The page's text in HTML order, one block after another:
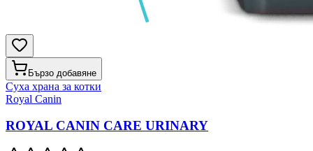
Бързо добавяне
Суха храна за котки
Royal Canin
ROYAL CANIN CARE URINARY